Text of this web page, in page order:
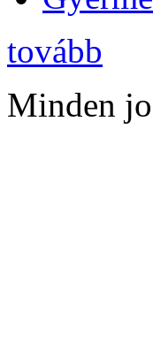
tovább
Minden